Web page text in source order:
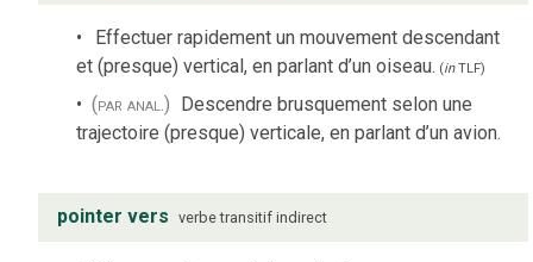
Effectuer rapidement un mouvement descendant
et (presque) vertical, en parlant d’un oiseau. (inTLF)
(par anal.) Descendre brusquement selon une
trajectoire (presque) verticale, en parlant d’un avion.
pointer vers verbe transitif indirect